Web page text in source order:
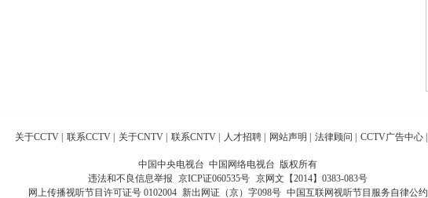
关于CCTV 联系CCTV 关于CNTV 联系CNTV 人才招聘 网站声明 法律顾问 CCTV广告中心
中国中央电视台 中国网络电视台 版权所有
违法和不良信息举报 京ICP证060535号
京网文【2014】0383-083号
网上传播视听节目许可证号 0102004 新出网证（京）字098号 中国互联网视听节目服务自律公约